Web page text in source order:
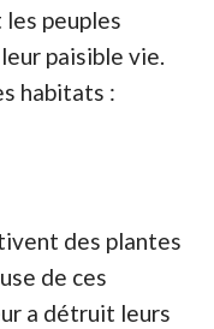
les peuples
paisible vie.
habitats :
des plantes
de ces
a détruit leurs